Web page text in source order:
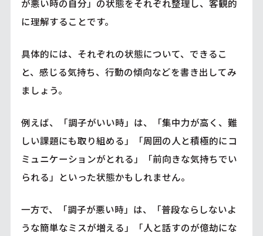
が悪い時の自分」の状態をそれぞれ整理し、客観的
に理解することです。
具体的には、それぞれの状態について、できるこ
と、感じる気持ち、行動の傾向などを書き出してみ
ましょう。
例えば、「調子がいい時」は、「集中力が高く、難
しい課題にも取り組める」「周囲の人と積極的にコ
ミュニケーションがとれる」「前向きな気持ちでい
られる」といった状態かもしれません。
一方で、「調子が悪い時」は、「普段ならしないよ
うな簡単なミスが増える」「人と話すのが億劫にな